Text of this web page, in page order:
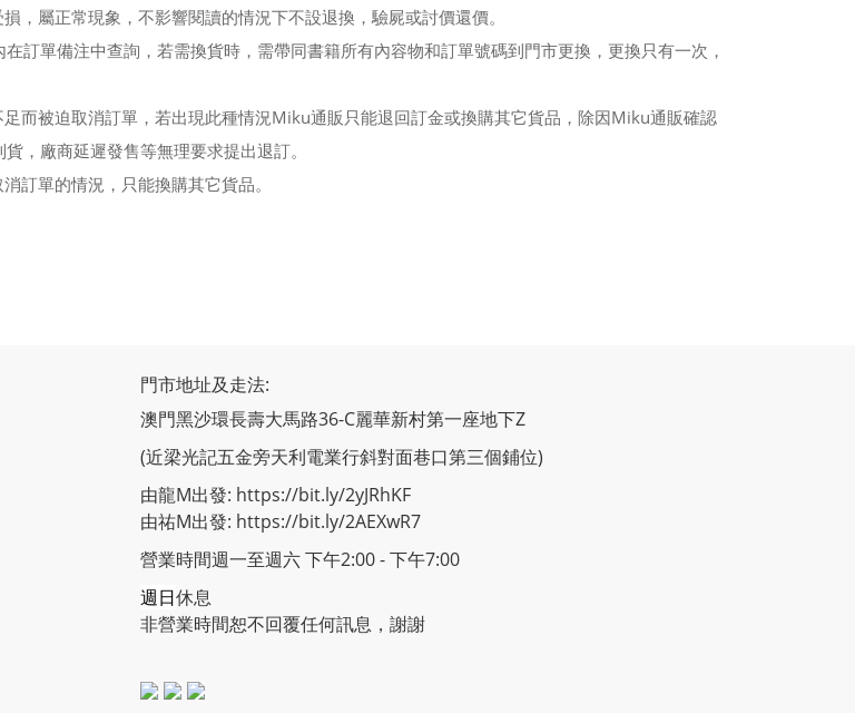
，屬正常現象，不影響閱讀的情況下不設退換，驗屍或討價還價。
訂單備注中查詢，若需換貨時，需帶同書籍所有內容物和訂單號碼到門市更換，更換只有一次，
而被迫取消訂單，若出現此種情況Miku通販只能退回訂金或換購其它貨品，除因Miku通販確認
，廠商延遲發售等無理要求提出退訂。
訂單的情況，只能換購其它貨品。
門市地址及走法:
澳門黑沙環長壽大馬路36-C麗華新村第一座地下Z
(近梁光記五金旁天利電業行斜對面巷口第三個鋪位)
由龍M出發: https://bit.ly/2yJRhKF
由祐M出發: https://bit.ly/2AEXwR7
營業時間週一至週六 下午2:00 - 下午7:00
週日休息
非營業時間恕不回覆任何訊息，謝謝